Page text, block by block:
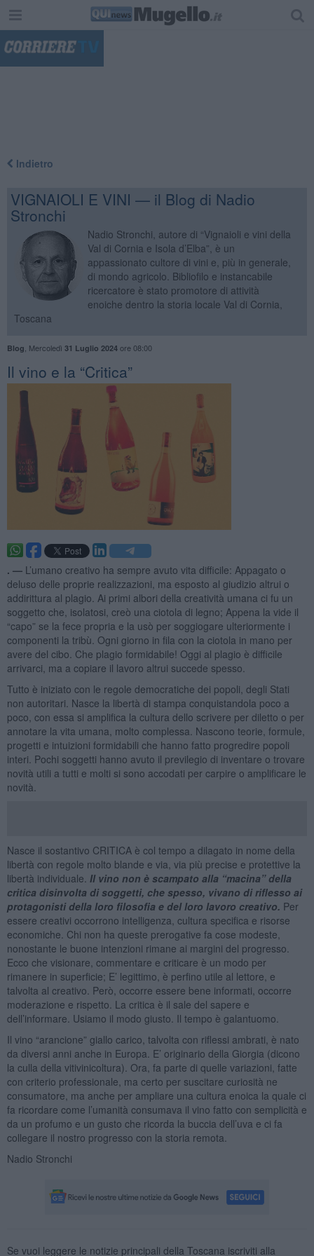
Indietro
VIGNAIOLI E VINI — il Blog di Nadio
Stronchi
Nadio Stronchi, autore di “Vignaioli e vini della
Val di Cornia e Isola d’Elba”, è un
appassionato cultore di vini e, più in generale,
di mondo agricolo. Bibliofilo e instancabile
ricercatore è stato promotore di attività
enoiche dentro la storia locale Val di Cornia,
Toscana
Blog Mercoledì 31 Luglio 2024ore 08:00
​Il vino e la “Critica”
. — L’umano creativo ha sempre avuto vita difficile: Appagato o
deluso delle proprie realizzazioni, ma esposto al giudizio altrui o
addirittura al plagio. Ai primi albori della creatività umana ci fu un
soggetto che, isolatosi, creò una ciotola di legno; Appena la vide il
“capo” se la fece propria e la usò per soggiogare ulteriormente i
componenti la tribù. Ogni giorno in fila con la ciotola in mano per
avere del cibo. Che plagio formidabile! Oggi al plagio è difficile
arrivarci, ma a copiare il lavoro altrui succede spesso.
Tutto è iniziato con le regole democratiche dei popoli, degli Stati
non autoritari. Nasce la libertà di stampa conquistandola poco a
poco, con essa si amplifica la cultura dello scrivere per diletto o per
annotare la vita umana, molto complessa. Nascono teorie, formule,
progetti e intuizioni formidabili che hanno fatto progredire popoli
interi. Pochi soggetti hanno avuto il previlegio di inventare o trovare
novità utili a tutti e molti si sono accodati per carpire o amplificare le
novità.
Nasce il sostantivo CRITICA è col tempo a dilagato in nome della
libertà con regole molto blande e via, via più precise e protettive la
libertà individuale. Il vino non è scampato alla “macina” della
critica disinvolta di soggetti, che spesso, vivano di riflesso ai
protagonisti della loro filosofia e del loro lavoro creativo. Per
essere creativi occorrono intelligenza, cultura specifica e risorse
economiche. Chi non ha queste prerogative fa cose modeste,
nonostante le buone intenzioni rimane ai margini del progresso.
Ecco che visionare, commentare e criticare è un modo per
rimanere in superficie; E’ legittimo, è perfino utile al lettore, e
talvolta al creativo. Però, occorre essere bene informati, occorre
moderazione e rispetto. La critica è il sale del sapere e
dell’informare. Usiamo il modo giusto. Il tempo è galantuomo.
Il vino “arancione” giallo carico, talvolta con riflessi ambrati, è nato
da diversi anni anche in Europa. E’ originario della Giorgia (dicono
la culla della vitivinicoltura). Ora, fa parte di quelle variazioni, fatte
con criterio professionale, ma certo per suscitare curiosità ne
consumatore, ma anche per ampliare una cultura enoica la quale ci
fa ricordare come l’umanità consumava il vino fatto con semplicità e
da un profumo e un gusto che ricorda la buccia dell’uva e ci fa
collegare il nostro progresso con la storia remota.
Nadio Stronchi
Se vuoi leggere le notizie principali della Toscana iscriviti alla